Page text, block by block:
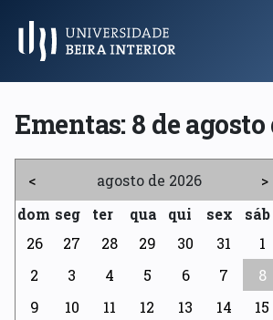
Menu Principal
Ementas: 8 de agosto
< agosto de 2026
>
dom seg ter qua qui sex
sáb
26
27 28 29 30 31
1
2
3 4 5 6 7
8
9
10 11 12 13 14
15